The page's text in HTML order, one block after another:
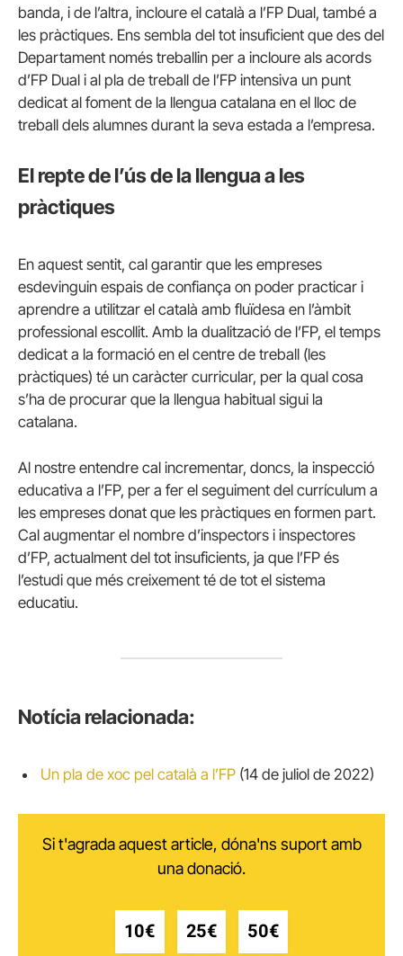
banda, i de l’altra, incloure el català a l’FP Dual, també a
les pràctiques. Ens sembla del tot insuficient que des del
Departament només treballin per a incloure als acords
d’FP Dual i al pla de treball de l’FP intensiva un punt
dedicat al foment de la llengua catalana en el lloc de
treball dels alumnes durant la seva estada a l’empresa.
El repte de l’ús de la llengua a les
pràctiques
En aquest sentit, cal garantir que les empreses
esdevinguin espais de confiança on poder practicar i
aprendre a utilitzar el català amb fluïdesa en l’àmbit
professional escollit. Amb la dualització de l’FP, el temps
dedicat a la formació en el centre de treball (les
pràctiques) té un caràcter curricular, per la qual cosa
s’ha de procurar que la llengua habitual sigui la
catalana.
Al nostre entendre cal incrementar, doncs, la inspecció
educativa a l’FP, per a fer el seguiment del currículum a
les empreses donat que les pràctiques en formen part.
Cal augmentar el nombre d’inspectors i inspectores
d’FP, actualment del tot insuficients, ja que l’FP és
l’estudi que més creixement té de tot el sistema
educatiu.
Notícia relacionada:
Un pla de xoc pel català a l’FP (14 de juliol de 2022)
Si t'agrada aquest article, dóna'ns suport amb
una donació.
10€ 25€ 50€